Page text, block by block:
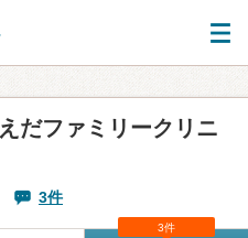
だファミリークリニ
3件
3件